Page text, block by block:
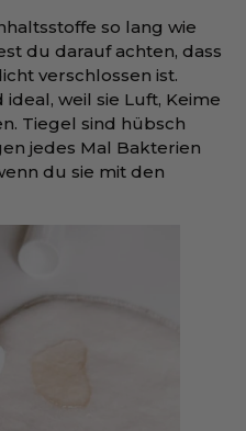
so lang wie
du darauf achten, dass
verschlossen ist.
weil sie Luft, Keime
Tiegel sind hübsch
jedes Mal Bakterien
du sie mit den